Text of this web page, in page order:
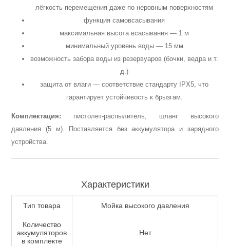
Пневмоинструменты
Измерительный инструмент
лёгкость перемещения даже по неровным поверхностям
функция самовсасывания
максимальная высота всасывания — 1 м
минимальный уровень воды — 15 мм
возможность забора воды из резервуаров (бочки, ведра и т.
д.)
защита от влаги — соответствие стандарту IPX5, что
гарантирует устойчивость к брызгам.
Комплектация: пистолет-распылитель, шланг высокого
давления (5 м). Поставляется без аккумулятора и зарядного
устройства.
Характеристики
Тип товара Мойка высокого давления
Количество
аккумуляторов
в комплекте
Нет